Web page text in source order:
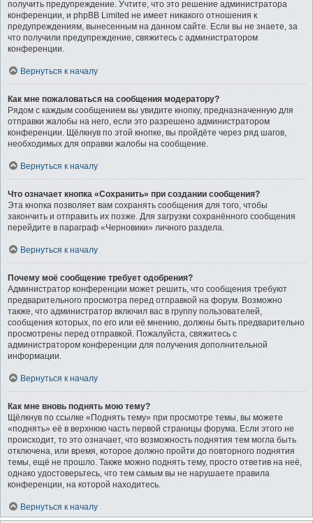
получить предупреждение. Учтите, что это решение администратора
конференции, и phpBB Limited не имеет никакого отношения к
предупреждениям, вынесенным на данном сайте. Если вы не знаете, за
что получили предупреждение, свяжитесь с администратором
конференции.
Вернуться к началу
Как мне пожаловаться на сообщения модератору?
Рядом с каждым сообщением вы увидите кнопку, предназначенную для
отправки жалобы на него, если это разрешено администратором
конференции. Щёлкнув по этой кнопке, вы пройдёте через ряд шагов,
необходимых для оправки жалобы на сообщение.
Вернуться к началу
Что означает кнопка «Сохранить» при создании сообщения?
Эта кнопка позволяет вам сохранять сообщения для того, чтобы
закончить и отправить их позже. Для загрузки сохранённого сообщения
перейдите в параграф «Черновики» личного раздела.
Вернуться к началу
Почему моё сообщение требует одобрения?
Администратор конференции может решить, что сообщения требуют
предварительного просмотра перед отправкой на форум. Возможно
также, что администратор включил вас в группу пользователей,
сообщения которых, по его или её мнению, должны быть предварительно
просмотрены перед отправкой. Пожалуйста, свяжитесь с
администратором конференции для получения дополнительной
информации.
Вернуться к началу
Как мне вновь поднять мою тему?
Щёлкнув по ссылке «Поднять тему» при просмотре темы, вы можете
«поднять» её в верхнюю часть первой страницы форума. Если этого не
происходит, то это означает, что возможность поднятия тем могла быть
отключена, или время, которое должно пройти до повторного поднятия
темы, ещё не прошло. Также можно поднять тему, просто ответив на неё,
однако удостоверьтесь, что тем самым вы не нарушаете правила
конференции, на которой находитесь.
Вернуться к началу